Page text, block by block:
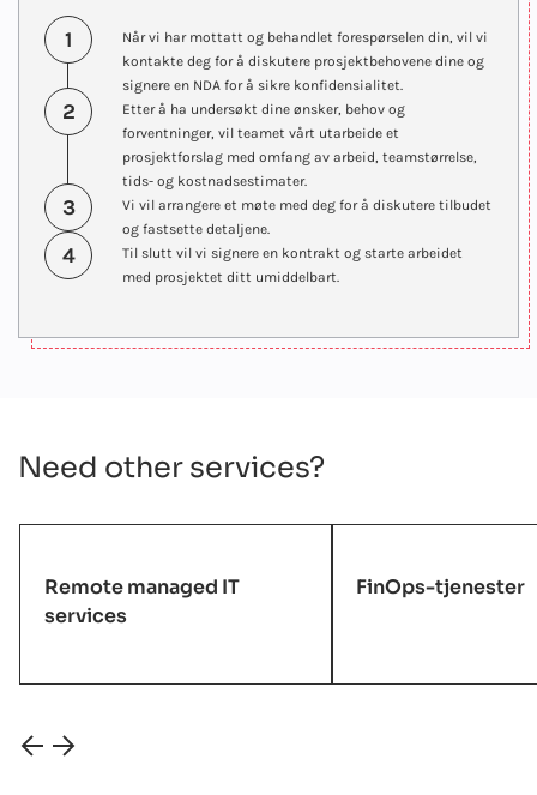
1
Når vi har mottatt og behandlet forespørselen din, vil vi
kontakte deg for å diskutere prosjektbehovene dine og
signere en NDA for å sikre konfidensialitet.
2
Etter å ha undersøkt dine ønsker, behov og
forventninger, vil teamet vårt utarbeide et
prosjektforslag med omfang av arbeid, teamstørrelse,
tids- og kostnadsestimater.
3
Vi vil arrangere et møte med deg for å diskutere tilbudet
og fastsette detaljene.
4
Til slutt vil vi signere en kontrakt og starte arbeidet
med prosjektet ditt umiddelbart.
Need other services?
Remote managed IT
services
FinOps-tjenester